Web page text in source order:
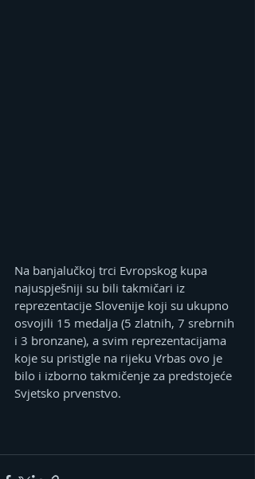
Na banjalučkoj trci Evropskog kupa
najuspješniji su bili takmičari iz
reprezentacije Slovenije koji su ukupno
osvojili 15 medalja (5 zlatnih, 7 srebrnih
i 3 bronzane), a svim reprezentacijama
koje su pristigle na rijeku Vrbas ovo je
bilo i izborno takmičenje za predstojeće
Svjetsko prvenstvo.